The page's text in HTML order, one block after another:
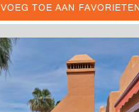
VOEG TOE AAN FAVORIETEN